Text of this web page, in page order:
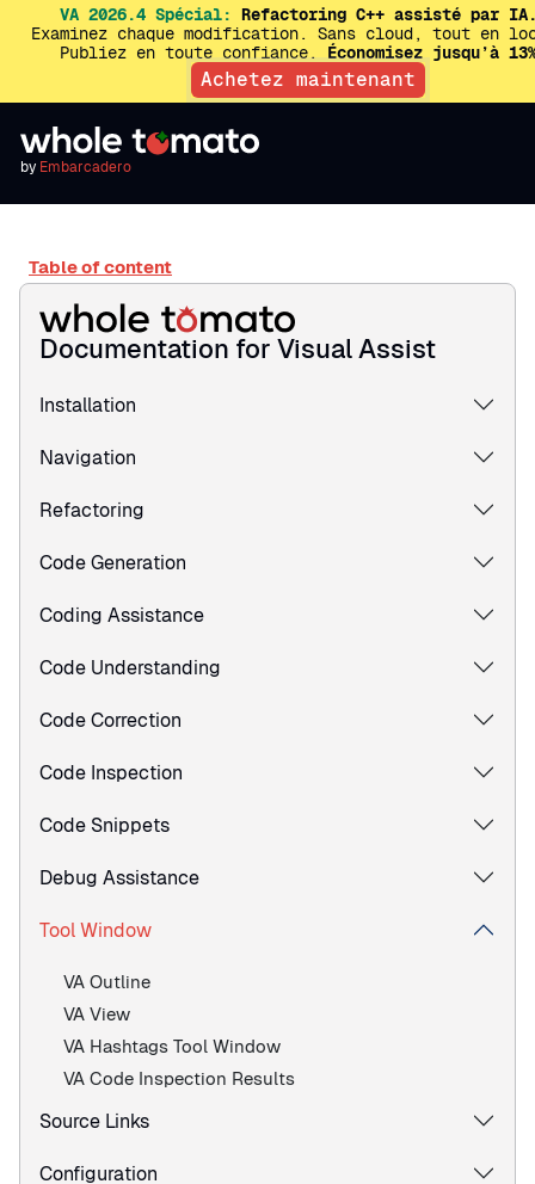
VA 2026.4 Spécial: Refactoring C++ assisté par
Examinez chaque modification. Sans cloud, tout en
Publiez en toute confiance. Économisez jusqu’à
Achetez maintenant
by Embarcadero
Table of content
Documentation for Visual Assist
Installation
Navigation
Refactoring
Code Generation
Coding Assistance
Code Understanding
Code Correction
Code Inspection
Code Snippets
Debug Assistance
Tool Window
VA Outline
VA View
VA Hashtags Tool Window
VA Code Inspection Results
Source Links
Configuration